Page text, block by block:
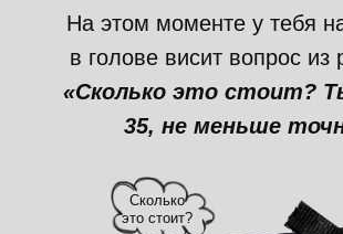
Сколько
это стоит?
На этом моменте у тебя
в голове висит вопрос из
«Сколько это стоит?
35, не меньше